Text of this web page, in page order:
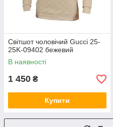
Світшот чоловічий Gucci 25-
25K-09402 бежевий
В наявності
1 450 ₴
Купити